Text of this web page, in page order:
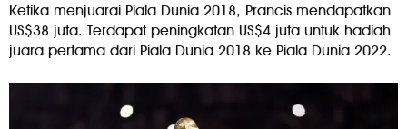
Ketika menjuarai Piala Dunia 2018, Prancis mendapatkan
US$38 juta. Terdapat peningkatan US$4 juta untuk hadiah
juara pertama dari Piala Dunia 2018 ke Piala Dunia 2022.